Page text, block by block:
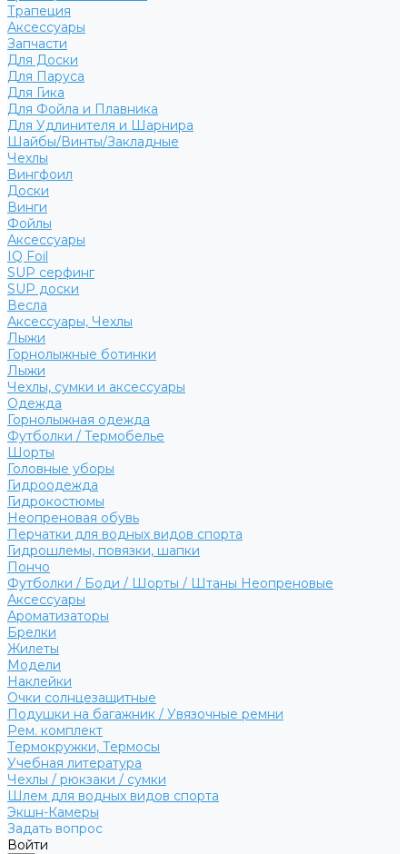
Трапеция
Аксессуары
Запчасти
Для Доски
Для Паруса
Для Гика
Для Фойла и Плавника
Для Удлинителя и Шарнира
Шайбы/Винты/Закладные
Чехлы
Вингфоил
Доски
Винги
Фойлы
Аксессуары
IQ Foil
SUP серфинг
SUP доски
Весла
Аксессуары, Чехлы
Лыжи
Горнолыжные ботинки
Лыжи
Чехлы, сумки и аксессуары
Одежда
Горнолыжная одежда
Футболки / Термобелье
Шорты
Головные уборы
Гидроодежда
Гидрокостюмы
Неопреновая обувь
Перчатки для водных видов спорта
Гидрошлемы, повязки, шапки
Пончо
Футболки / Боди / Шорты / Штаны Неопреновые
Аксессуары
Ароматизаторы
Брелки
Жилеты
Модели
Наклейки
Очки солнцезащитные
Подушки на багажник / Увязочные ремни
Рем. комплект
Термокружки, Термосы
Учебная литература
Чехлы / рюкзаки / сумки
Шлем для водных видов спорта
Экшн-Камеры
Задать вопрос
Войти